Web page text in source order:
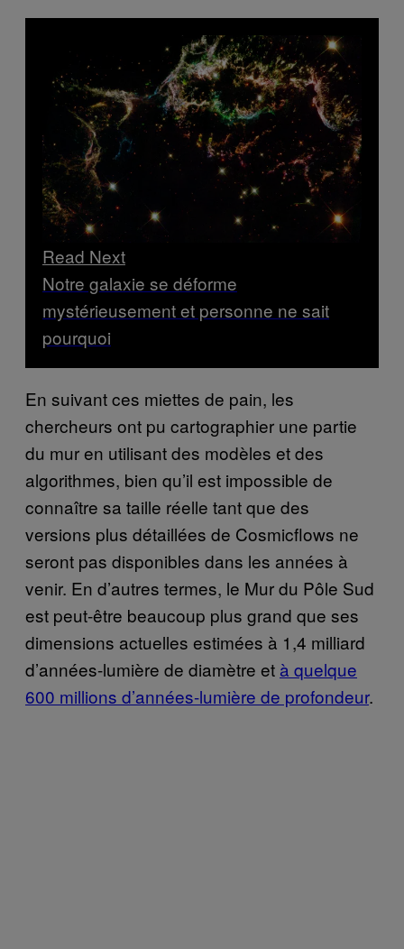
Read Next
Notre galaxie se déforme
mystérieusement et personne ne sait
pourquoi
En suivant ces miettes de pain, les
chercheurs ont pu cartographier une partie
du mur en utilisant des modèles et des
algorithmes, bien qu’il est impossible de
connaître sa taille réelle tant que des
versions plus détaillées de Cosmicflows ne
seront pas disponibles dans les années à
venir. En d’autres termes, le Mur du Pôle Sud
est peut-être beaucoup plus grand que ses
dimensions actuelles estimées à 1,4 milliard
d’années-lumière de diamètre et à quelque
600 millions d’années-lumière de profondeur.